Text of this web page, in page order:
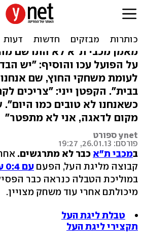
אוסקר: "לא מאה
מרוצה, יש מה
על הפועל עכו והוסיף: "יש
לעומת משחקי החוץ, שם
בבית". הקפטן ייני: "צריכים
כשאנחנו לא טובים כמו היום".
מקום לדאגה, אני לא מתפטר"
ynet ספורט
פורסם: 26.01.13, 19:27
במכבי ת"א כבר לא מתרגשים.
קבוצה מליגת העל, הפעם עם 0:4 על הפועל עכו
במוליכת הטבלה כנראה כבר
מיכולתם אחרי עוד משחק מצויין.
טבלת ליגת העל
תקצירי ליגת העל